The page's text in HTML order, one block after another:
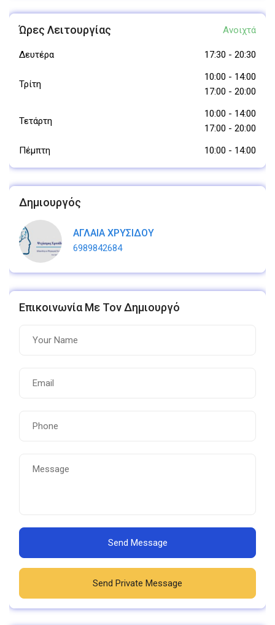
Ώρες Λειτουργίας Ανοιχτά
Δευτέρα 17:30 - 20:30
Τρίτη
10:00 - 14:00
17:00 - 20:00
Τετάρτη
10:00 - 14:00
17:00 - 20:00
Πέμπτη
10:00 - 14:00
Δημιουργός
ΑΓΛΑΙΑ ΧΡΥΣΙΔΟΥ
6989842684
Επικοινωνία Με Τον Δημιουργό
Send Message
Send Private Message